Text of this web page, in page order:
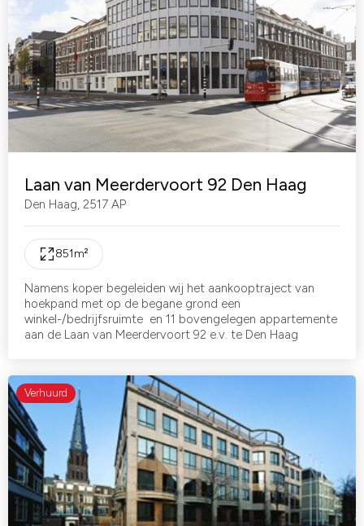
Laan van Meerdervoort 92 Den Haag
Den Haag, 2517 AP
851m²
Namens koper begeleiden wij het aankooptraject van
hoekpand met op de begane grond een
winkel-/bedrijfsruimte en 11 bovengelegen appartemente
aan de Laan van Meerdervoort 92 e.v. te Den Haag
Verhuurd